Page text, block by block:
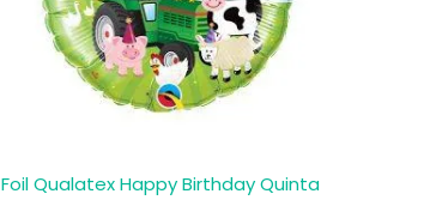
Foil Qualatex Happy Birthday Quinta